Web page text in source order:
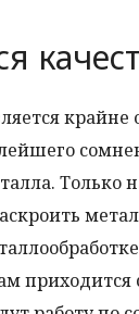
приходится